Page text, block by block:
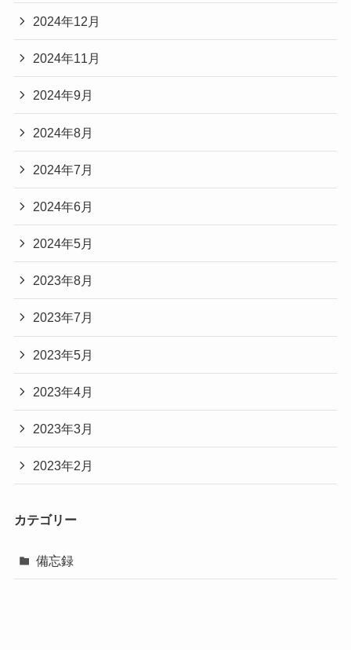
2024年12月
2024年11月
2024年9月
2024年8月
2024年7月
2024年6月
2024年5月
2023年8月
2023年7月
2023年5月
2023年4月
2023年3月
2023年2月
カテゴリー
備忘録